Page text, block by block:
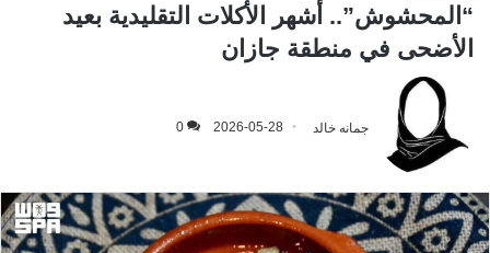
“المحشوش”.. أشهر الأكلات التقليدية بعيد
الأضحى في منطقة جازان
جمانه خالد 2026-05-28
0